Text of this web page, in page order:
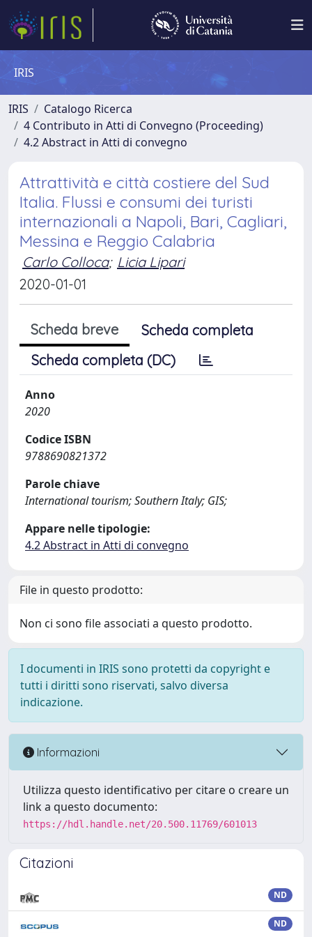
IRIS
IRIS
Catalogo Ricerca
4 Contributo in Atti di Convegno (Proceeding)
4.2 Abstract in Atti di convegno
Attrattività e città costiere del Sud
Italia. Flussi e consumi dei turisti
internazionali a Napoli, Bari, Cagliari,
Messina e Reggio Calabria
Carlo Colloca; Licia Lipari
2020-01-01
Scheda breve
Scheda completa
Scheda completa (DC)
Anno
2020
Codice ISBN
9788690821372
Parole chiave
International tourism; Southern Italy; GIS;
Appare nelle tipologie:
4.2 Abstract in Atti di convegno
File in questo prodotto:
Non ci sono file associati a questo prodotto.
I documenti in IRIS sono protetti da copyright e
tutti i diritti sono riservati, salvo diversa
indicazione.
Informazioni
Utilizza questo identificativo per citare o creare un
link a questo documento:
https://hdl.handle.net/20.500.11769/601013
Citazioni
ND
ND